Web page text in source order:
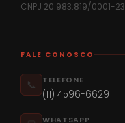
CNPJ 20.983.819/0001-23
FALE CONOSCO
📞 TELEFONE
(11) 4596-6629
WHATSAPP